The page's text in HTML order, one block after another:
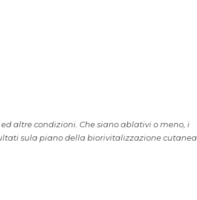
altre condizioni. Che siano ablativi o meno, i
sula piano della biorivitalizzazione cutanea.